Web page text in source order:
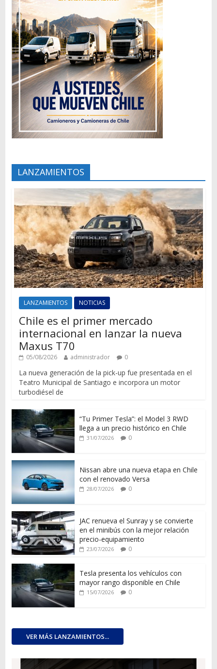
LANZAMIENTOS
LANZAMIENTOS NOTICIAS
Chile es el primer mercado
internacional en lanzar la nueva
Maxus T70
05/08/2026 administrador 0
La nueva generación de la pick-up fue presentada en el
Teatro Municipal de Santiago e incorpora un motor
turbodiésel de
“Tu Primer Tesla”: el Model 3 RWD
llega a un precio histórico en Chile
31/07/2026 0
Nissan abre una nueva etapa en Chile
con el renovado Versa
28/07/2026 0
JAC renueva el Sunray y se convierte
en el minibús con la mejor relación
precio-equipamiento
23/07/2026 0
Tesla presenta los vehículos con
mayor rango disponible en Chile
15/07/2026 0
VER MÁS LANZAMIENTOS...